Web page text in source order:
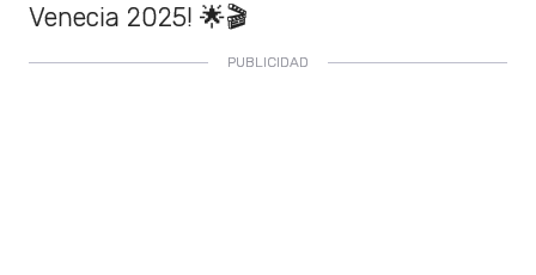
Venecia 2025! 🌟🎬